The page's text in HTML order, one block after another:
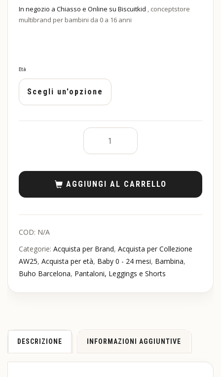
In negozio a Chiasso e Online su Biscuitkid , conceptstore
multibrand per bambini da 0 a 16 anni
Età
AGGIUNGI AL CARRELLO
COD: N/A
Categorie: Acquista per Brand, Acquista per Collezione
AW25, Acquista per età, Baby 0 - 24 mesi, Bambina,
Buho Barcelona, Pantaloni, Leggings e Shorts
DESCRIZIONE INFORMAZIONI AGGIUNTIVE